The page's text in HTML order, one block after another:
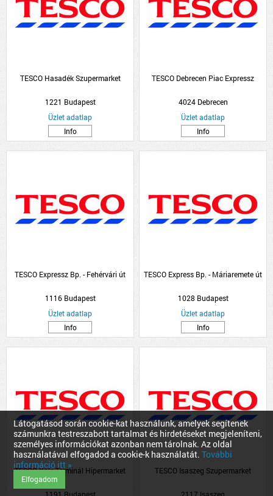
Látogatásod során cookie-kat használunk, amelyek segítenek
számunkra testreszabott tartalmat és hirdetéseket megjeleníteni,
személyes információkat azonban nem tárolnak. Az oldal
használatával elfogadod a cookie-k használatát. További
információ itt »
Elfogadom
TESCO Hasadék Szupermarket
1221 Budapest
Üzlet adatlap
Info
TESCO Debrecen Piac Expressz
4024 Debrecen
Üzlet adatlap
Info
TESCO Expressz Bp. - Fehérvári út
1116 Budapest
Üzlet adatlap
Info
TESCO Express Bp. - Máriaremete út
1028 Budapest
Üzlet adatlap
Info
TESCO Köki Terminál Hipermarket TESCO Isaszeg Szupermarket